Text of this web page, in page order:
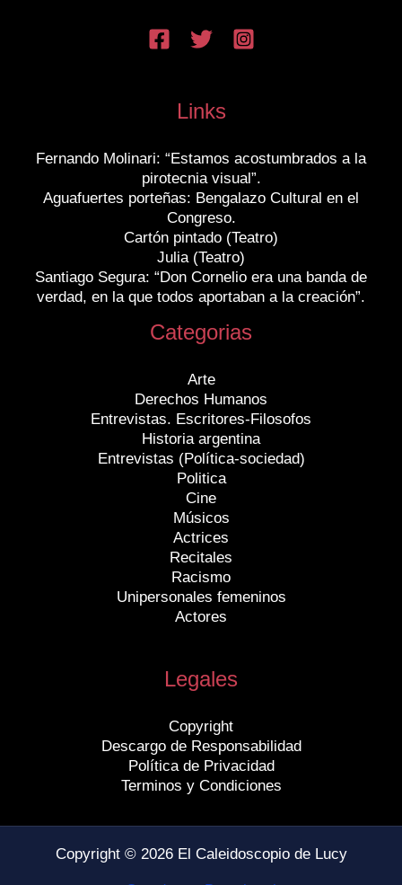
Links
Fernando Molinari: “Estamos acostumbrados a la
pirotecnia visual”.
Aguafuertes porteñas: Bengalazo Cultural en el
Congreso.
Cartón pintado (Teatro)
Julia (Teatro)
Santiago Segura: “Don Cornelio era una banda de
verdad, en la que todos aportaban a la creación”.
Categorias
Arte
Derechos Humanos
Entrevistas. Escritores-Filosofos
Historia argentina
Entrevistas (Política-sociedad)
Politica
Cine
Músicos
Actrices
Recitales
Racismo
Unipersonales femeninos
Actores
Legales
Copyright
Descargo de Responsabilidad
Política de Privacidad
Terminos y Condiciones
Copyright © 2026 El Caleidoscopio de Lucy